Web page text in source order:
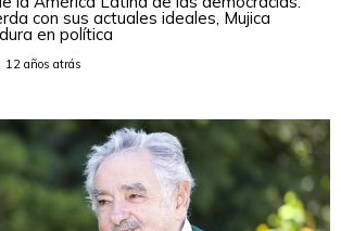
con sus actuales ideales, Mujica
en política
12 años atrás